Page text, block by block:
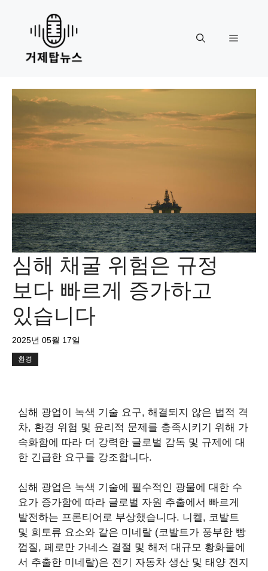
content
Menu
심해 채굴 위험은 규정
보다 빠르게 증가하고
있습니다
2025년 05월 17일
환경
심해 광업이 녹색 기술 요구, 해결되지 않은 법적 격
차, 환경 위험 및 윤리적 문제를 충족시키기 위해 가
속화함에 따라 더 강력한 글로벌 감독 및 규제에 대
한 긴급한 요구를 강조합니다.
심해 광업은 녹색 기술에 필수적인 광물에 대한 수
요가 증가함에 따라 글로벌 자원 추출에서 빠르게
발전하는 프론티어로 부상했습니다. 니켈, 코발트
및 희토류 요소와 같은 미네랄 (코발트가 풍부한 빵
껍질, 페로만 가네스 결절 및 해저 대규모 황화물에
서 추출한 미네랄)은 전기 자동차 생산 및 태양 전지